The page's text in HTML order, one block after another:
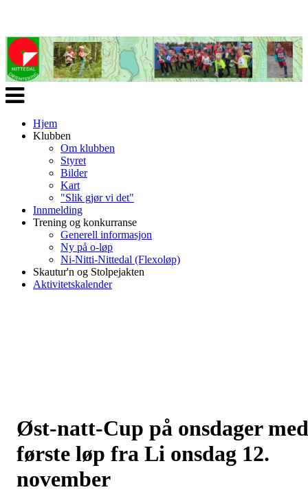
Veksle
navigasjon
Hjem
Klubben
Om klubben
Styret
Bilder
Kart
"Slik gjør vi det"
Innmelding
Trening og konkurranse
Generell informasjon
Ny på o-løp
Ni-Nitti-Nittedal (Flexoløp)
Skautur'n og Stolpejakten
Aktivitetskalender
Øst-natt-Cup på onsdager med
første løp fra Li onsdag 12.
november